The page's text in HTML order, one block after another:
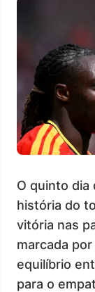
O quinto dia
história do
vitória nas
marcada
equilíbrio
para o